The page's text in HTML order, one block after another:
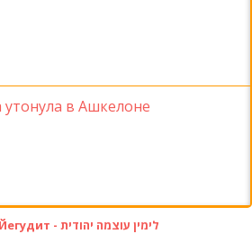
в Ашкелоне
За Оцма Йегудит - לימין עוצמה יהודית